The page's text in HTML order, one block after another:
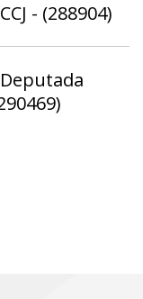
- (288904)